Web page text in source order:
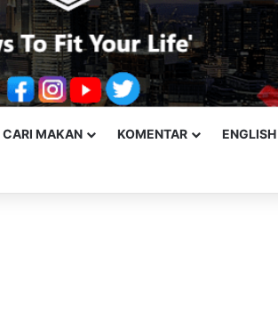
CARI MAKAN KOMENTAR